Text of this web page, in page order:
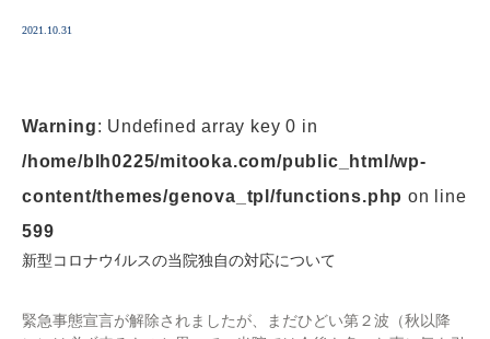
2021.10.31
Warning: Undefined array key 0 in
/home/blh0225/mitooka.com/public_html/wp-
content/themes/genova_tpl/functions.php on line
599
新型コロナウｲルスの当院独自の対応について
緊急事態宣言が解除されましたが、まだひどい第２波（秋以降